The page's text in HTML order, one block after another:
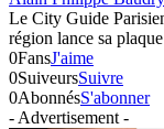
Le City Guide
région lance sa
0FansJ'aime
0SuiveursSuivre
0AbonnésS'abonner
- Advertisement -